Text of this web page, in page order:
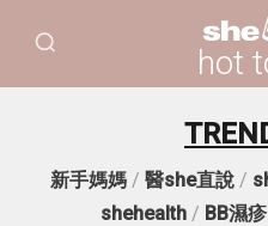
hot
新手媽媽/ 醫she直說/
shehealth/ BB濕疹